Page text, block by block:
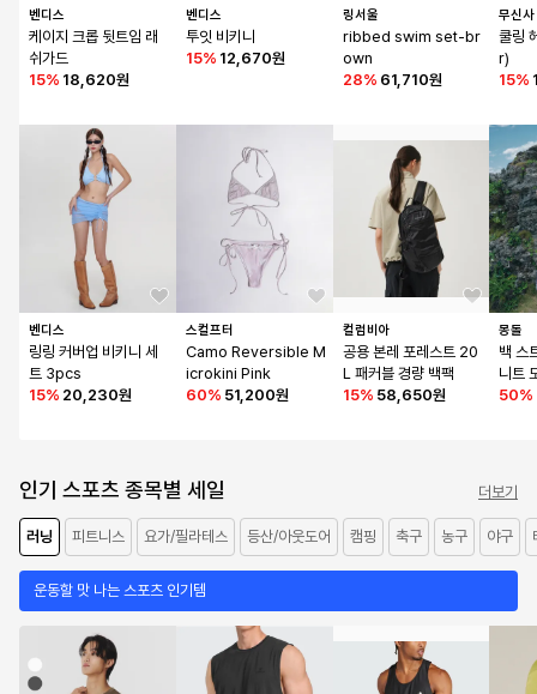
벤디스
케이지 크롭 뒷트임 래
쉬가드
15% 18,620원
벤디스
링링 커버업 비키니 세
트 3pcs
15% 20,230원
벤디스
투잇 비키니
15% 12,670원
스컬프터
Camo Reversible M
icrokini Pink
60% 51,200원
링서울
ribbed swim set-br
own
28% 61,710원
컬럼비아
공용 본레 포레스트 20
L 패커블 경량 백팩
15% 58,650원
무신
쿨링
r)
15%
몽돌
백 스
니트
50%
인기 스포츠 종목별 세일 더보기
러닝 피트니스 요가/필라테스 등산/아웃도어 캠핑 축구 농구 야구
운동할 맛 나는 스포츠 인기템